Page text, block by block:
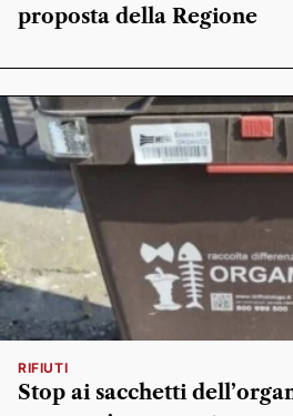
proposta della Regione
RIFIUTI
Stop ai sacchetti